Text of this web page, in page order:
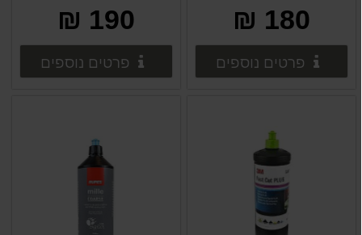
180 ₪
פרטים נוספים פרטים נוספים
190 ₪
פרטים נוספים